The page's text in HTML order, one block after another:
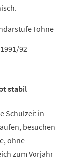
I ohne
92
stabil
Schulzeit in
besuchen
ohne
zum Vorjahr